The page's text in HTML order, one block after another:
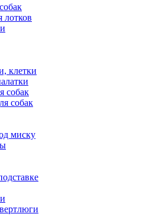
лотков
клетки
собак
собак
миску